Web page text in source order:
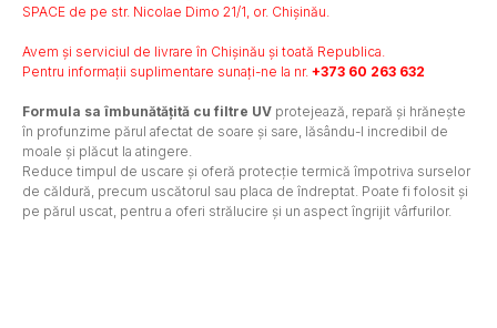
SPACE de pe str. Nicolae Dimo 21/1, or. Chișinău.
Avem și serviciul de livrare în Chișinău și toată Republica.
Pentru informații suplimentare sunați-ne la nr. +373 60 263 632
Formula sa îmbunătățită cu filtre UV protejează, repară și hrănește
în profunzime părul afectat de soare și sare, lăsându-l incredibil de
moale și plăcut la atingere.
Reduce timpul de uscare și oferă protecție termică împotriva surselor
de căldură, precum uscătorul sau placa de îndreptat. Poate fi folosit și
pe părul uscat, pentru a oferi strălucire și un aspect îngrijit vârfurilor.